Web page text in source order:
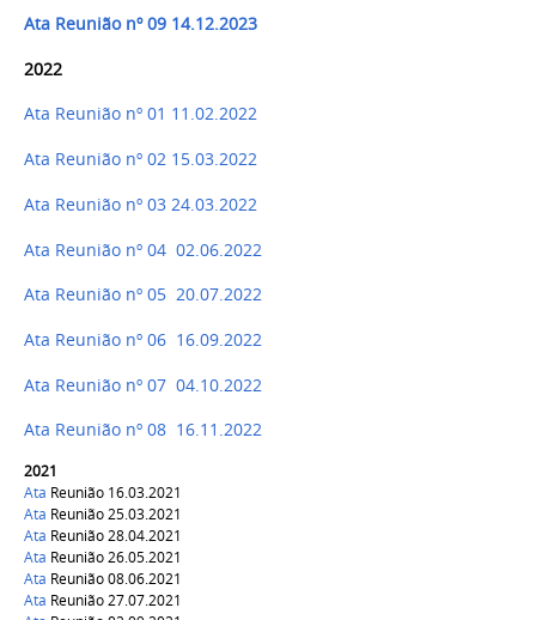
Ata Reunião nº 09 14.12.2023
2022
Ata Reunião nº 01 11.02.2022
Ata Reunião nº 02 15.03.2022
Ata Reunião nº 03 24.03.2022
Ata Reunião nº 04 02.06.2022
Ata Reunião nº 05 20.07.2022
Ata Reunião nº 06 16.09.2022
Ata Reunião nº 07 04.10.2022
Ata Reunião nº 08 16.11.2022
2021
Ata Reunião 16.03.2021
Ata Reunião 25.03.2021
Ata Reunião 28.04.2021
Ata Reunião 26.05.2021
Ata Reunião 08.06.2021
Ata Reunião 27.07.2021